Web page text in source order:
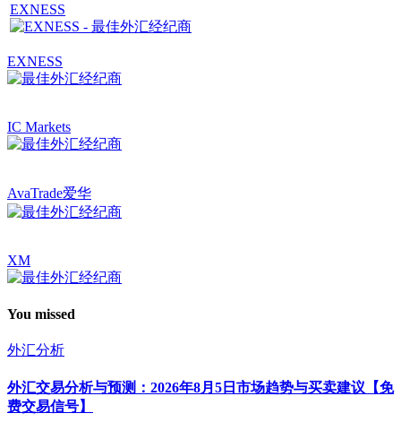
EXNESS
EXNESS
IC Markets
AvaTrade爱华
XM
You missed
外汇分析
外汇交易分析与预测：2026年8月5日市场趋势与买卖建议【免
费交易信号】